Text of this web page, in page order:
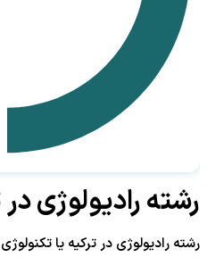
رشته رادیولوژی در
رشته رادیولوژی در ترکیه یا